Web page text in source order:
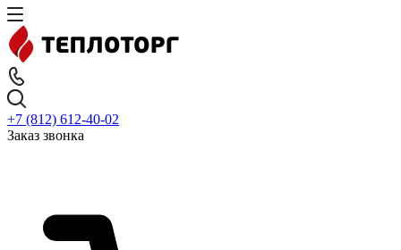
+7 (812) 612-40-02
Заказ звонка